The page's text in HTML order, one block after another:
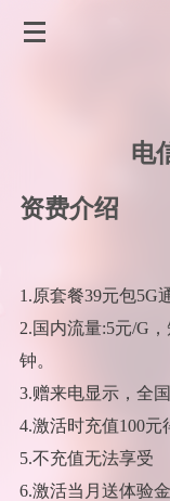
电
资费介绍
1.原套餐39元包5G
2.国内流量:5元/G
钟。
3.赠来电显示，全
4.激活时充值100元
5.不充值无法享受
6.激活当月送体验